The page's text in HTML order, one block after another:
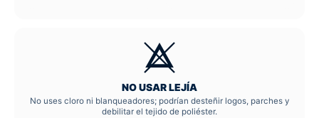
NO USAR LEJÍA
No uses cloro ni blanqueadores; podrían desteñir logos, parches y
debilitar el tejido de poliéster.